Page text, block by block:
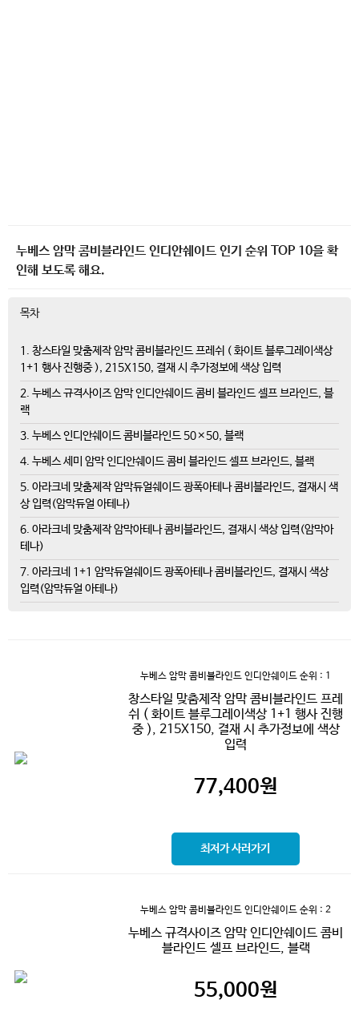
누베스 암막 콤비블라인드 인디안쉐이드 인기 순위 TOP 10을 확
인해 보도록 해요.
목차
1. 창스타일 맞춤제작 암막 콤비블라인드 프레쉬 ( 화이트 블루그레이색상
1+1 행사 진행중 ), 215X150, 결재 시 추가정보에 색상 입력
2. 누베스 규격사이즈 암막 인디안쉐이드 콤비 블라인드 셀프 브라인드, 블
랙
3. 누베스 인디안쉐이드 콤비블라인드 50×50, 블랙
4. 누베스 세미 암막 인디안쉐이드 콤비 블라인드 셀프 브라인드, 블랙
5. 아라크네 맞춤제작 암막듀얼쉐이드 광폭아테나 콤비블라인드, 결재시 색
상 입력(암막듀얼 아테나)
6. 아라크네 맞춤제작 암막아테나 콤비블라인드, 결재시 색상 입력(암막아
테나)
7. 아라크네 1+1 암막듀얼쉐이드 광폭아테나 콤비블라인드, 결재시 색상
입력(암막듀얼 아테나)
누베스 암막 콤비블라인드 인디안쉐이드 순위 : 1
창스타일 맞춤제작 암막 콤비블라인드 프레
쉬 ( 화이트 블루그레이색상 1+1 행사 진행
중 ), 215X150, 결재 시 추가정보에 색상
입력
77,400원
최저가 사러가기
누베스 암막 콤비블라인드 인디안쉐이드 순위 : 2
누베스 규격사이즈 암막 인디안쉐이드 콤비
블라인드 셀프 브라인드, 블랙
55,000원